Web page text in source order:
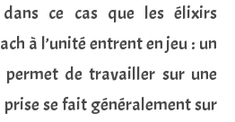
dans ce cas que les élixirs
à l’unité entrent en jeu : un
de travailler sur une
se fait généralement sur